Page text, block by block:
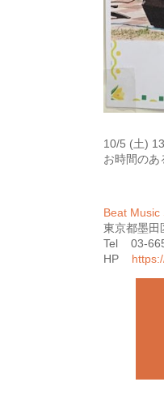
10/5 (土)
お時間のあ
Beat Music
東京都墨田
Tel 03-
HP